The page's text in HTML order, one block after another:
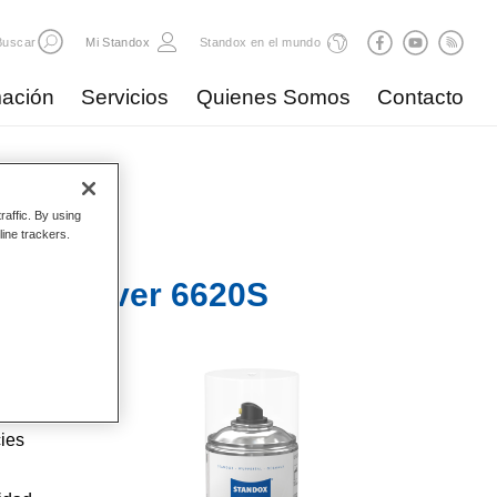
Mi Standox Standox en el mundo
Servicios Quienes Somos Contacto
Remover 6620S
de
By using
trackers.